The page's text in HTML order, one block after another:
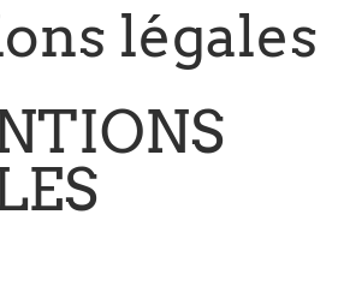
légales